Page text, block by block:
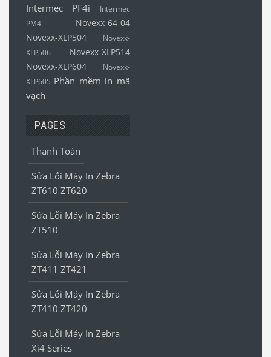
Intermec PF4i
Intermec
PM4i
Novexx-64-04
Novexx-XLP504
Novexx-
XLP506
Novexx-XLP514
Novexx-XLP604
Novexx-
XLP605 Phần mềm in mã
vạch
PAGES
Thanh Toán
Sửa Lỗi Máy In Zebra
ZT610 ZT620
Sửa Lỗi Máy In Zebra
ZT510
Sửa Lỗi Máy In Zebra
ZT411 ZT421
Sửa Lỗi Máy In Zebra
ZT410 ZT420
Sửa Lỗi Máy In Zebra
Xi4 Series